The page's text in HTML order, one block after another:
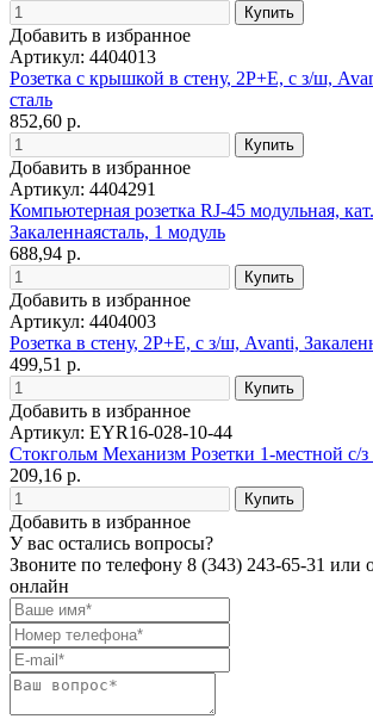
Добавить в избранное
Артикул: 4404013
Розетка с крышкой в стену, 2P+E, с з/ш,
сталь
852,60 р.
Добавить в избранное
Артикул: 4404291
Компьютерная розетка RJ-45 модульная,
Закаленнаясталь, 1 модуль
688,94 р.
Добавить в избранное
Артикул: 4404003
Розетка в стену, 2P+E, с з/ш, Avanti,
499,51 р.
Добавить в избранное
Артикул: EYR16-028-10-44
Стокгольм Механизм Розетки 1-местной с/
209,16 р.
Добавить в избранное
У вас остались вопросы?
Звоните по телефону 8 (343) 243-65-31 или
онлайн